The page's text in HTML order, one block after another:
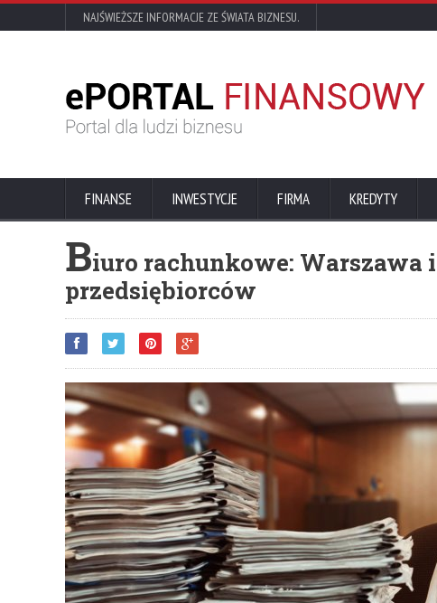
NAJŚWIEŻSZE INFORMACJE ZE ŚWIATA BIZNESU.
FINANSE INWESTYCJE FIRMA KREDYTY
Biuro rachunkowe: Warszawa
przedsiębiorców